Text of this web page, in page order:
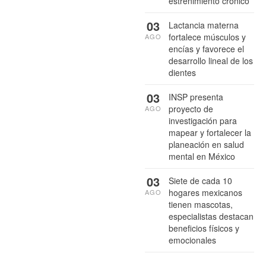
Lactancia materna
fortalece músculos y
encías y favorece el
desarrollo lineal de los
dientes
03
AGO
INSP presenta
proyecto de
investigación para
mapear y fortalecer la
planeación en salud
mental en México
03
AGO
Siete de cada 10
hogares mexicanos
tienen mascotas,
especialistas destacan
beneficios físicos y
emocionales
03
AGO